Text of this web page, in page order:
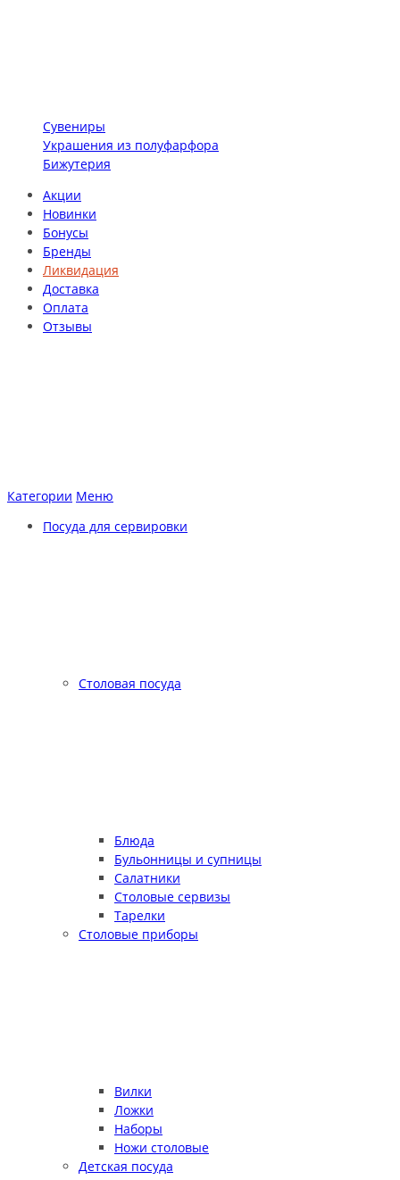
Сувениры
Украшения из полуфарфора
Бижутерия
Акции
Новинки
Бонусы
Бренды
Ликвидация
Доставка
Оплата
Отзывы
Категории Меню
Посуда для сервировки
Столовая посуда
Блюда
Бульонницы и супницы
Салатники
Столовые сервизы
Тарелки
Столовые приборы
Вилки
Ложки
Наборы
Ножи столовые
Детская посуда